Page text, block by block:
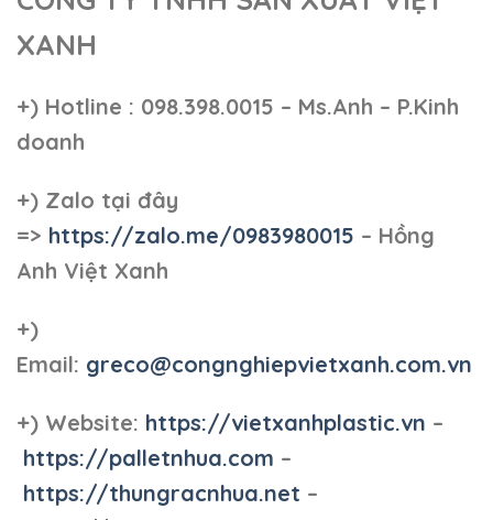
XANH
+) Hotline : 098.398.0015 – Ms.Anh – P.Kinh
doanh
+) Zalo tại đây
=> https://zalo.me/0983980015 – Hồng
Anh Việt Xanh
+)
Email: greco@congnghiepvietxanh.com.vn
+) Website: https://vietxanhplastic.vn –
https://palletnhua.com –
https://thungracnhua.net –